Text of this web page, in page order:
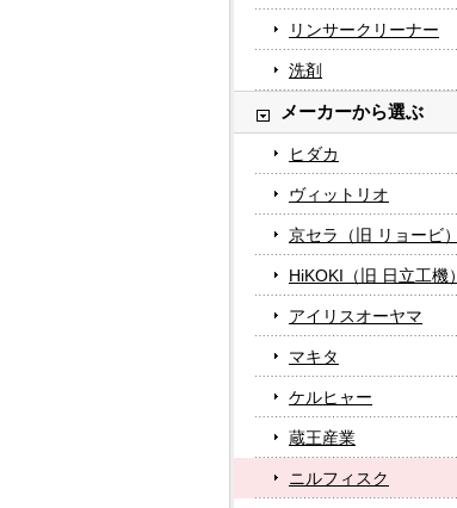
リンサークリーナー
洗剤
メーカーから選ぶ
ヒダカ
ヴィットリオ
京セラ（旧 リョービ）
HiKOKI（旧 日立工機）
アイリスオーヤマ
マキタ
ケルヒャー
蔵王産業
ニルフィスク